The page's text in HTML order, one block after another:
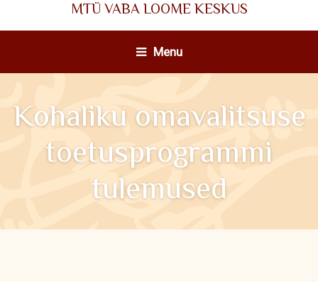
MTÜ VABA LOOME KESKUS
Menu
Kohaliku omavalitsuse
toetusprogrammi
tulemused